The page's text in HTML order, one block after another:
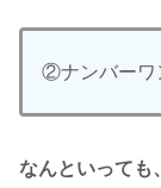
②ナンバーワ
なんといって